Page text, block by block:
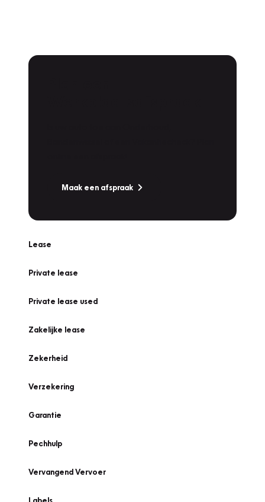
Maak een afspraak
Lease
Private lease
Private lease used
Zakelijke lease
Zekerheid
Verzekering
Garantie
Pechhulp
Vervangend Vervoer